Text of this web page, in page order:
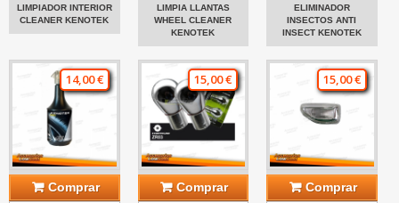
LIMPIADOR INTERIOR
CLEANER KENOTEK
LIMPIA LLANTAS
WHEEL CLEANER
KENOTEK
ELIMINADOR
INSECTOS ANTI
INSECT KENOTEK
14,00 €
Comprar
15,00 €
Comprar
15,00 €
Comprar